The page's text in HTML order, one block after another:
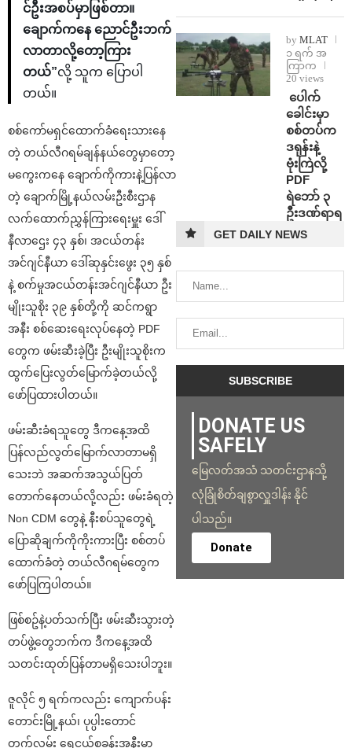
င်ဦးအစပ်မှာဖြစ်တာ။
ချောက်ကနေ ညောင်ဦးဘက်
လာတာလို့တော့ကြား
တယ်”လို့ သူက ပြောပါ
တယ်။
စစ်​ကော်မရှင်ထောက်ခံရေးသားနေ
တဲ့ တယ်လီဂရမ်ချန်နယ်တွေမှာတော့
မကွေးကနေ ချောက်ကိုကားနဲ့ပြန်လာ
တဲ့ ချောက်မြို့နယ်လမ်းဦးစီးဌာန
လက်ထောက်ညွှန်ကြားရေးမှူး ဒေါ်
နီလာဌေး ၄၃ နှစ်၊ အငယ်တန်း
အင်ဂျင်နီယာ ဒေါ်ဆုနှင်းဖွေး ၃၅ နှစ်
နဲ့ စက်မှုအငယ်တန်းအင်ဂျင်နီယာ ဦး
မျိုးသူစိုး ၃၉ နှစ်တို့ကို ဆင်ကရွာ
အနီး စစ်ဆေးရေးလုပ်နေတဲ့ PDF
တွေက ဖမ်းဆီးခဲ့ပြီး ဦးမျိုးသူစိုးက
ထွက်ပြေးလွတ်မြောက်ခဲ့တယ်လို့
ဖော်ပြထားပါတယ်။
ဖမ်းဆီးခံရသူတွေ ဒီကနေ့အထိ
ပြန်လည်လွတ်မြောက်လာတာမရှိ
သေးဘဲ အဆက်အသွယ်ပြတ်
တောက်နေတယ်လို့လည်း ဖမ်းခံရတဲ့
Non CDM တွေနဲ့ နီးစပ်သူတွေရဲ့
ပြောဆိုချက်ကိုကိုးကားပြီး စစ်တပ်
ထောက်ခံတဲ့ တယ်လီဂရမ်တွေက
ဖော်ပြကြပါတယ်။
ဖြစ်စဥ်နဲ့ပတ်သက်ပြီး ဖမ်းဆီးသွားတဲ့
တပ်ဖွဲ့တွေဘက်က ဒီကနေ့အထိ
သတင်းထုတ်ပြန်တာမရှိသေးပါဘူး။
ဇူလိုင် ၅ ရက်ကလည်း ကျောက်ပန်း
တောင်းမြို့နယ်၊ ပုပ္ပါးတောင်
တက်လမ်း ရေငယ်စခန်းအနီးမှာ
by MLAT
၁ ရက် အ
ကြာက
20 views
⁩ ⁨ပေါက်
ခေါင်းမှာ
စစ်တပ်က
ဒရုန်းနဲ့
ဗုံးကြဲလို့
PDF
ရဲဘော် ၃
ဦးဒဏ်ရာရ
GET DAILY NEWS
DONATE US
SAFELY
မြေလတ်အသံ သတင်းဌာနသို့
လုံခြုံစိတ်ချစွာလှူဒါန်း နိုင်
ပါသည်။
Donate